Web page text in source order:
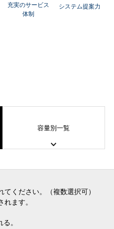
充実のサービス
体制
システム提案力
容量別一覧
ください。（複数選択可）
ます。
。